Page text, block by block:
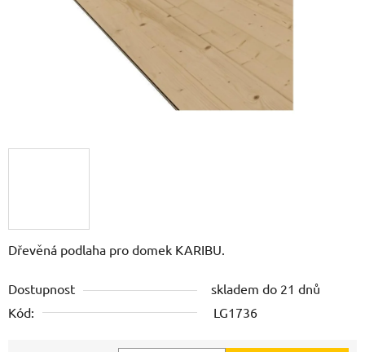
Dřevěná podlaha pro domek KARIBU.
Dostupnost
skladem do 21 dnů
Kód:
LG1736